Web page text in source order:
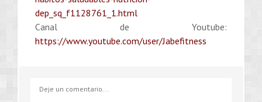
dep_sq_f1128761_1.html
Canal de Youtube:
https://www.youtube.com/user/Jabefitness